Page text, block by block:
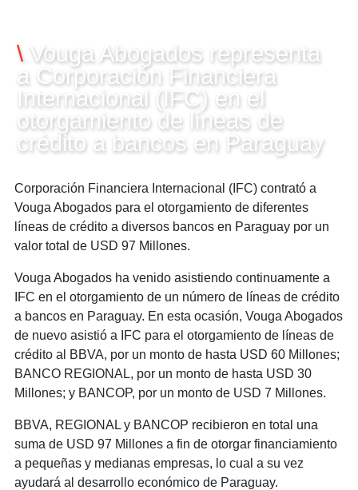
\ Vouga Abogados representa
a Corporación Financiera
Internacional (IFC) en el
otorgamiento de líneas de
crédito a bancos en Paraguay
Corporación Financiera Internacional (IFC) contrató a
Vouga Abogados para el otorgamiento de diferentes
líneas de crédito a diversos bancos en Paraguay por un
valor total de USD 97 Millones.
Vouga Abogados ha venido asistiendo continuamente a
IFC en el otorgamiento de un número de líneas de crédito
a bancos en Paraguay. En esta ocasión, Vouga Abogados
de nuevo asistió a IFC para el otorgamiento de líneas de
crédito al BBVA, por un monto de hasta USD 60 Millones;
BANCO REGIONAL, por un monto de hasta USD 30
Millones; y BANCOP, por un monto de USD 7 Millones.
BBVA, REGIONAL y BANCOP recibieron en total una
suma de USD 97 Millones a fin de otorgar financiamiento
a pequeñas y medianas empresas, lo cual a su vez
ayudará al desarrollo económico de Paraguay.